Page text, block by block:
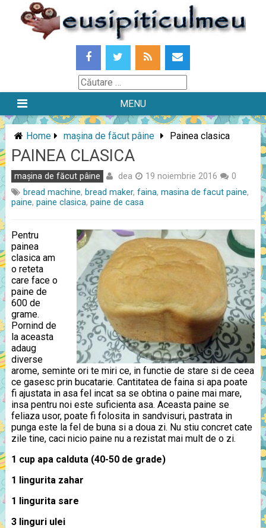
content
Căutare
MENU
Home mașina de făcut pâine Painea clasica
PAINEA CLASICA
mașina de făcut pâine dea 19 noiembrie 2016
0
bread machine, bread maker, faina, masina de facut paine,
paine, paine clasica, paine de casa
Pentru
painea
clasica am
o reteta
care face o
paine de
600 de
grame.
Pornind de
la aceasta
adaug
diverse
arome, seminte ori te miri ce, in functie de stare si de ceea
ce gasesc prin bucatarie. Cantitatea de faina si apa poate
fi ajustata in asa fel incat sa se obtina o paine mai mare,
insa pentru noi este suficienta asa. Aceasta paine se
feliaza usor, poate fi folosita in sandvisuri, pastrata in
punga este la fel de buna si a doua zi. Nu stiu concret cate
zile tine, caci nicio paine nu a rezistat mai mult de o zi.
1 cup apa calduta (40-50 de grade)
1 lingurita zahar
1 lingurita sare
3 linguri ulei